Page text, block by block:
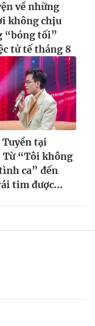
về những
không chịu
“bóng tối”
tử tế tháng 8
Tuyền tại
Từ “Tôi không
ca” đến
tim được...